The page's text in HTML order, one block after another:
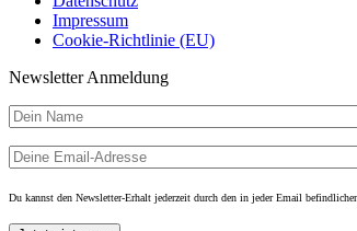
Impressum
Cookie-Richtlinie (EU)
Newsletter Anmeldung
Du kannst den Newsletter-Erhalt jederzeit durch den in jeder Email